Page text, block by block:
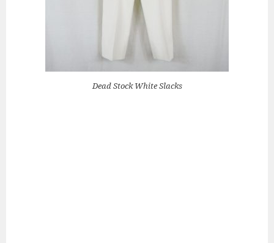
Dead Stock White Slacks